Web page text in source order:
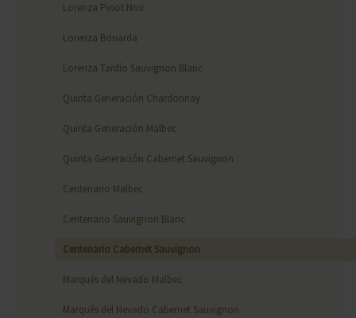
Lorenza Pinot Noir
Lorenza Bonarda
Lorenza Tardío Sauvignon Blanc
Quinta Generación Chardonnay
Quinta Generación Malbec
Quinta Generación Cabernet Sauvignon
Centenario Malbec
Centenario Sauvignon Blanc
Centenario Cabernet Sauvignon
Marqués del Nevado Malbec
Marqués del Nevado Cabernet Sauvignon